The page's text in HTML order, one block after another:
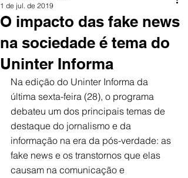
O impacto das fake news
na sociedade é tema do
Uninter Informa
1 de jul. de 2019
Na edição do Uninter Informa da
última sexta-feira (28), o programa
debateu um dos principais temas de
destaque do jornalismo e da
informação na era da pós-verdade: as
fake news e os transtornos que elas
causam na comunicação e